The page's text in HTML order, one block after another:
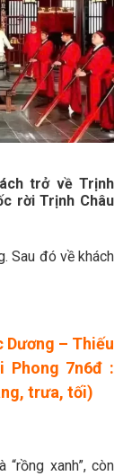
trở về Trịnh
rời Trịnh Châu
Sau đó về khách
Dương – Thiếu
Phong 7n6đ :
trưa, tối)
xanh”, còn